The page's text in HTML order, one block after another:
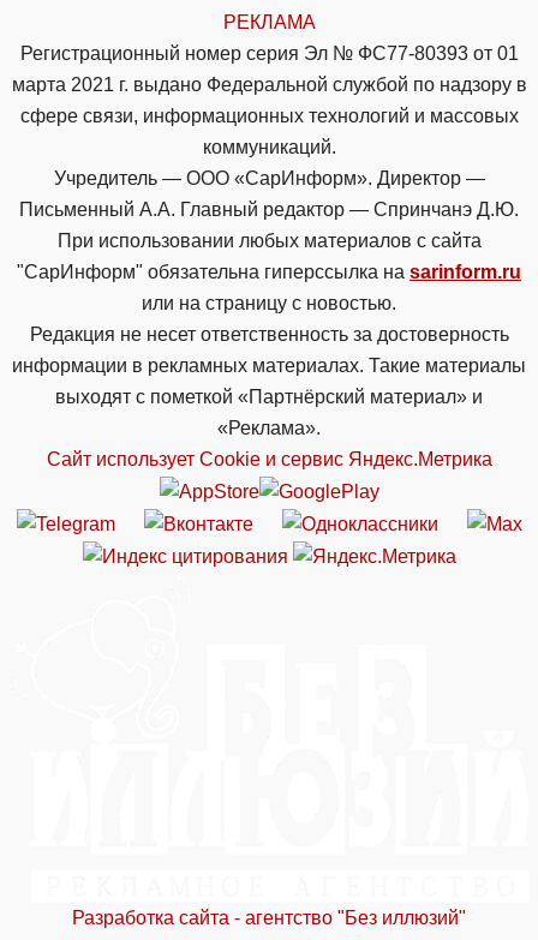
РЕКЛАМА
Регистрационный номер серия Эл № ФС77-80393 от 01
марта 2021 г. выдано Федеральной службой по надзору в
сфере связи, информационных технологий и массовых
коммуникаций.
Учредитель — ООО «СарИнформ». Директор —
Письменный А.А. Главный редактор — Спринчанэ Д.Ю.
При использовании любых материалов с сайта
"СарИнформ" обязательна гиперссылка на sarinform.ru
или на страницу с новостью.
Редакция не несет ответственность за достоверность
информации в рекламных материалах. Такие материалы
выходят с пометкой «Партнёрский материал» и
«Реклама».
Сайт использует Cookie и сервиc Яндекс.Метрика
Разработка сайта - агентство "Без иллюзий"